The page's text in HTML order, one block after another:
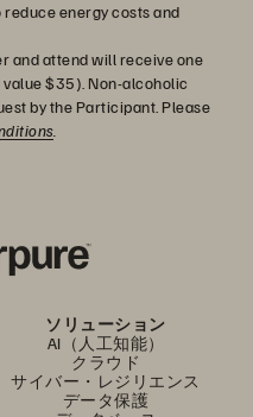
energy costs and
and attend will receive one
$35). Non-alcoholic
by the Participant. Please
.
ソリューション
AI（人工知能）
クラウド
サイバー・レジリエンス
データ保護